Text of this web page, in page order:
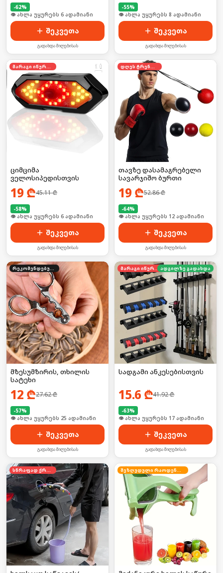
-62%
🛒 ბოლო 24სთ-ში იყიდა 8-მა
შეკვეთა
გადახდა მიღებისას
-55%
🛒 ბოლო 24სთ-ში იყიდა 16-მა
შეკვეთა
გადახდა მიღებისას
მარაგი იწურება
ციმციმა
ველოსიპედისთვის
19 ₾45.11₾
-58%
🛒 ბოლო 24სთ-ში იყიდა 9-მა
შეკვეთა
გადახდა მიღებისას
დღეს ტრენდში
თავზე დასამაგრებელი
სავარჯიშო ბურთი
19 ₾52.86₾
-64%
👁 ახლა უყურებს 12 ადამიანი
შეკვეთა
გადახდა მიღებისას
რეკომენდებული
მზესუმზირის, თხილის
სატეხი
12 ₾27.62₾
-57%
👁 ახლა უყურებს 25 ადამიანი
შეკვეთა
გადახდა მიღებისას
მარაგი იწურება ადგილზე გადახდა
სადგამი ანკესებისთვის
15.6 ₾41.92₾
-63%
👁 ახლა უყურებს 17 ადამიანი
შეკვეთა
გადახდა მიღებისას
სწრაფად ქრება შეზღუდული რაოდენობა